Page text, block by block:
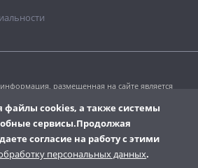
размещенная на сайте является
графических материалов допускается только
файлы cookies, а также системы
сервисы.Продолжая
согласие на работу с этими
персональных данных.